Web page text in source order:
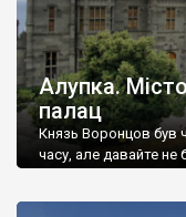
Алупка.
палац
Князь Воронцов був
часу, але давайте